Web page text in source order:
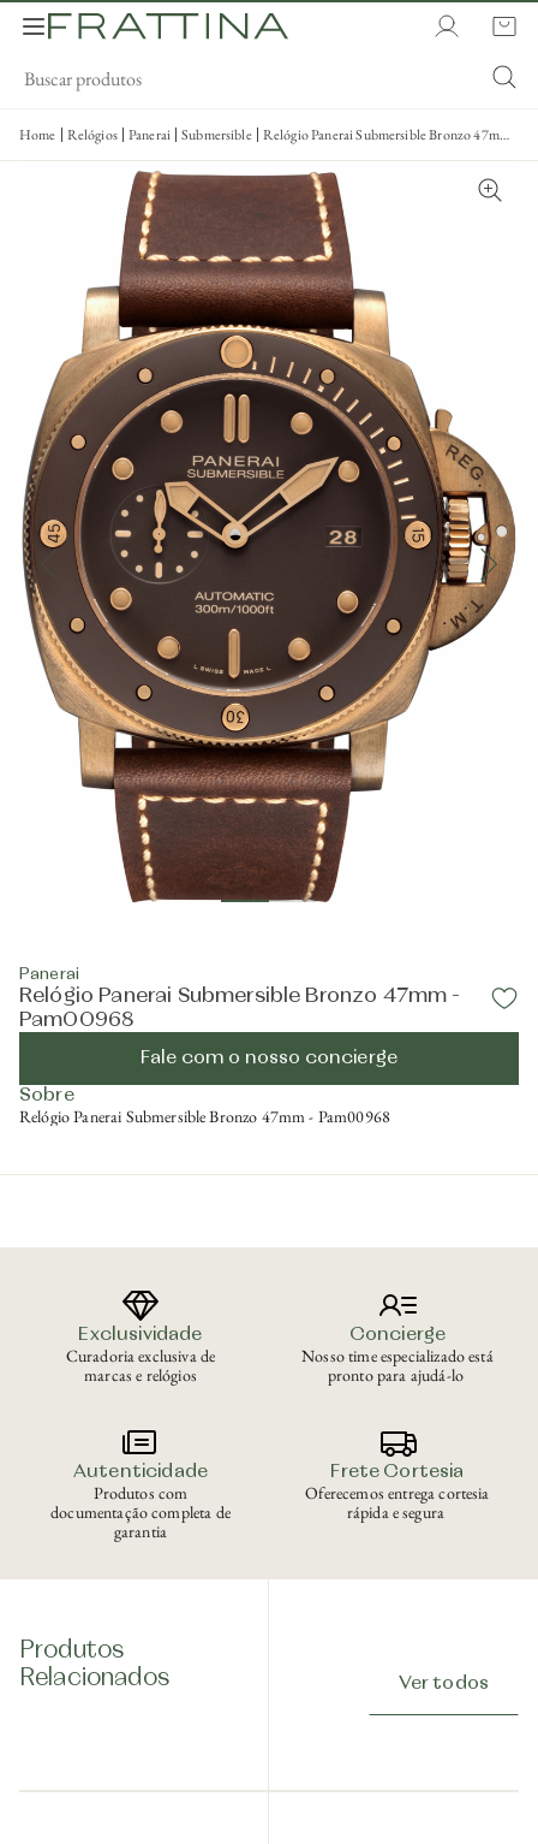
Home Relógios Panerai Submersible Relógio Panerai Submersible Bronzo 47mm -
Pam00968
Panerai
Relógio Panerai Submersible Bronzo 47mm -
Pam00968
Fale com o nosso concierge
Sobre
Relógio Panerai Submersible Bronzo 47mm - Pam00968
Exclusividade
Curadoria exclusiva de
marcas e relógios
Concierge
Nosso time especializado está
pronto para ajudá-lo
Autenticidade
Produtos com
documentação completa de
garantia
Frete Cortesia
Oferecemos entrega cortesia
rápida e segura
Produtos
Relacionados
Ver todos